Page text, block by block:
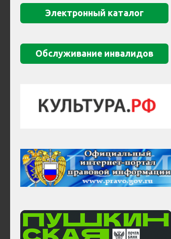
Электронный каталог
Обслуживание инвалидов